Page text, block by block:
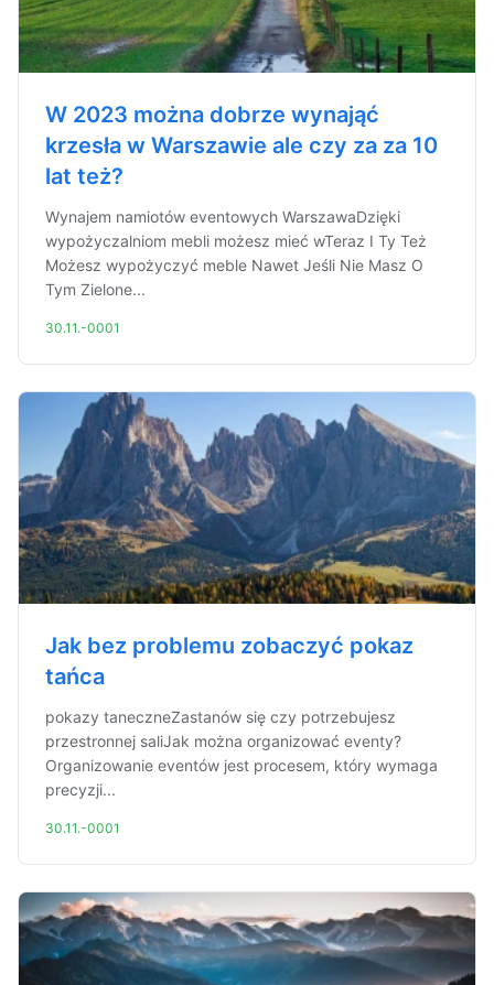
W 2023 można dobrze wynająć
krzesła w Warszawie ale czy za za 10
lat też?
Wynajem namiotów eventowych WarszawaDzięki
wypożyczalniom mebli możesz mieć wTeraz I Ty Też
Możesz wypożyczyć meble Nawet Jeśli Nie Masz O
Tym Zielone...
30.11.-0001
Jak bez problemu zobaczyć pokaz
tańca
pokazy taneczneZastanów się czy potrzebujesz
przestronnej saliJak można organizować eventy?
Organizowanie eventów jest procesem, który wymaga
precyzji...
30.11.-0001